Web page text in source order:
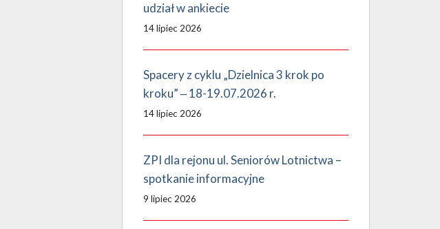
udział w ankiecie
14 lipiec 2026
Spacery z cyklu „Dzielnica 3 krok po
kroku” ‒ 18-19.07.2026 r.
14 lipiec 2026
ZPI dla rejonu ul. Seniorów Lotnictwa –
spotkanie informacyjne
9 lipiec 2026